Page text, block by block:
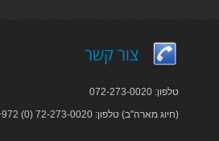
צור קשר
טלפון: 072-273-0020
+972 (0) 72-273-0020 :חיוג מארה"ב) טלפון)